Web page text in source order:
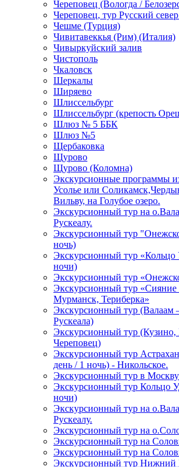
Череповец (Вологда /
Череповец, тур Русский
Чешме (Турция)
Чивитавеккья (Рим) (Италия)
Чивыркуйский залив
Чистополь
Чкаловск
Шеркалы
Ширяево
Шлиссельбург
Шлиссельбург (крепость
Шлюз № 5 ББК
Шлюз №5
Щербаковка
Щурово
Щурово (Коломна)
Экскурсионные программы
Усолье или
Вильву, на Голубое озеро.
Экскурсионный тур на
Рускеалу.
Экскурсионный тур
ночь)
Экскурсионный тур «Кольцо
ночи)
Экскурсионный тур
Экскурсионный тур
Мурманск, Териберка»
Экскурсионный тур (Валаам
Рускеала)
Экскурсионный тур (Кузино,
Череповец)
Экскурсионный тур
день / 1 ночь) - Никольское.
Экскурсионный тур в
Экскурсионный тур Кольцо
ночи)
Экскурсионный тур на
Рускеалу.
Экскурсионный тур на
Экскурсионный тур на
Экскурсионный тур на
Экскурсионный тур Нижний